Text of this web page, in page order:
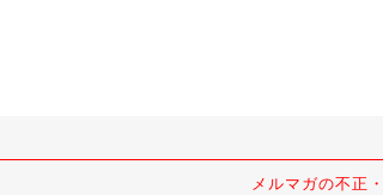
メルマガの不正